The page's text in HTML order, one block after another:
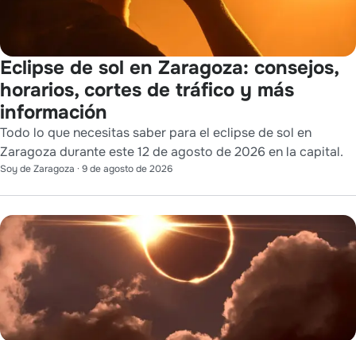
Eclipse de sol en Zaragoza: consejos,
horarios, cortes de tráfico y más
información
Todo lo que necesitas saber para el eclipse de sol en
Zaragoza durante este 12 de agosto de 2026 en la capital.
Soy de Zaragoza · 9 de agosto de 2026